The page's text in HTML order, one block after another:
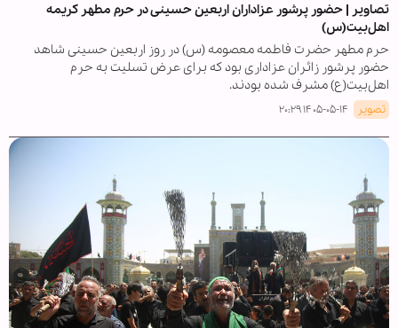
تصاویر | حضور پرشور عزاداران اربعین حسینی در حرم مطهر کریمه
اهل‌بیت(س)
حرم مطهر حضرت فاطمه معصومه (س) در روز اربعین حسینی شاهد
حضور پرشور زائران عزاداری بود که برای عرض تسلیت به حرم
اهل‌بیت(ع) مشرف شده بودند.
تصویر ۱۴۰۵-۰۵-۱۴ ۲۰:۲۹